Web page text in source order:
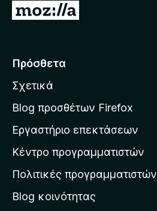
Μ
ά
α
σ
σ
τ
η
α
Πρόσθετα
Σχετικά
Blog προσθέτων Firefox
Εργαστήριο επεκτάσεων
Κέντρο προγραμματιστών
Πολιτικές προγραμματιστών
Blog κοινότητας